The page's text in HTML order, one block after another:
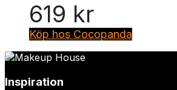
619 kr
Köp hos Cocopanda
Inspiration